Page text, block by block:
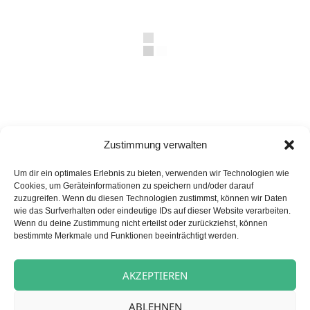
Zustimmung verwalten
Um dir ein optimales Erlebnis zu bieten, verwenden wir Technologien wie
Cookies, um Geräteinformationen zu speichern und/oder darauf
zuzugreifen. Wenn du diesen Technologien zustimmst, können wir Daten
wie das Surfverhalten oder eindeutige IDs auf dieser Website verarbeiten.
Wenn du deine Zustimmung nicht erteilst oder zurückziehst, können
bestimmte Merkmale und Funktionen beeinträchtigt werden.
AKZEPTIEREN
ABLEHNEN
Veröffentlicht
am
27. Mai 2025 Autor
carpe diem News Kategorien
Neukirchen-Vluyn